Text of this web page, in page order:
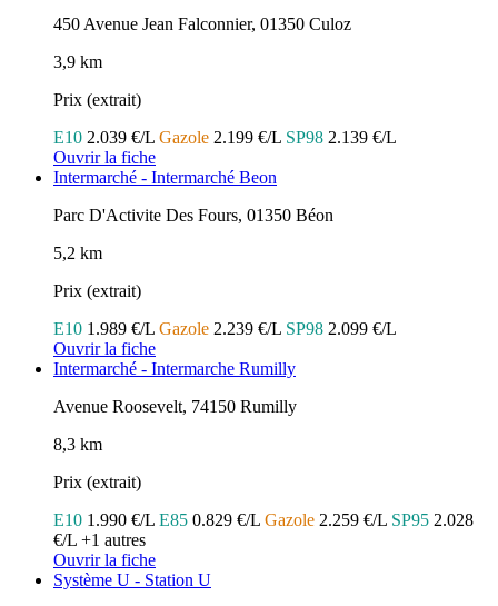
450 Avenue Jean Falconnier, 01350 Culoz
3,9 km
Prix (extrait)
E10 2.039 €/L Gazole 2.199 €/L SP98 2.139 €/L
Ouvrir la fiche
Intermarché - Intermarché Beon
Parc D'Activite Des Fours, 01350 Béon
5,2 km
Prix (extrait)
E10 1.989 €/L Gazole 2.239 €/L SP98 2.099 €/L
Ouvrir la fiche
Intermarché - Intermarche Rumilly
Avenue Roosevelt, 74150 Rumilly
8,3 km
Prix (extrait)
E10 1.990 €/L E85 0.829 €/L Gazole 2.259 €/L SP95 2.028
€/L +1 autres
Ouvrir la fiche
Système U - Station U